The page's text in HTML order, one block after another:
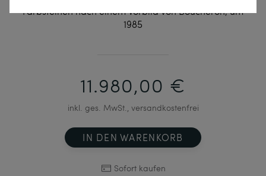
Farbsteinen nach einem Vorbild von Boucheron, um
1985
11.980,00 €
inkl. ges. MwSt., versandkostenfrei
IN DEN WARENKORB
Sofort kaufen